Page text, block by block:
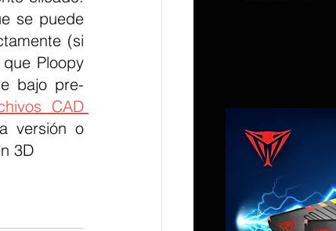
se puede
(si
Ploopy
bajo pre-
CAD
versión o
3D